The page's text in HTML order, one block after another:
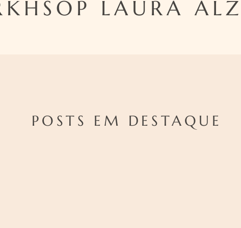
LAURA
POSTS EM DESTAQUE